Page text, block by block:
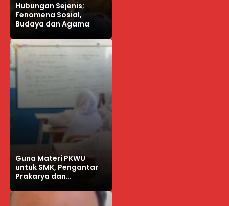
Hubungan Sejenis;
Fenomena Sosial,
Budaya dan Agama
Guna Materi PKWU
untuk SMK, Pengantar
Prakarya dan